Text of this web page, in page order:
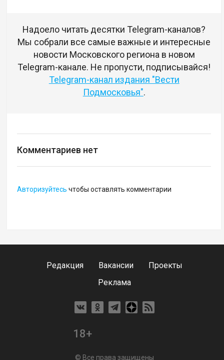
Надоело читать десятки Telegram-каналов?
Мы собрали все самые важные и интересные
новости Московского региона в новом
Telegram-канале. Не пропусти, подписывайся!
Telegram-канал издания "Вести
Подмосковья".
Комментариев нет
Авторизуйтесь чтобы оставлять комментарии
Редакция Вакансии
Проекты
Реклама
18+
© Все права защищены